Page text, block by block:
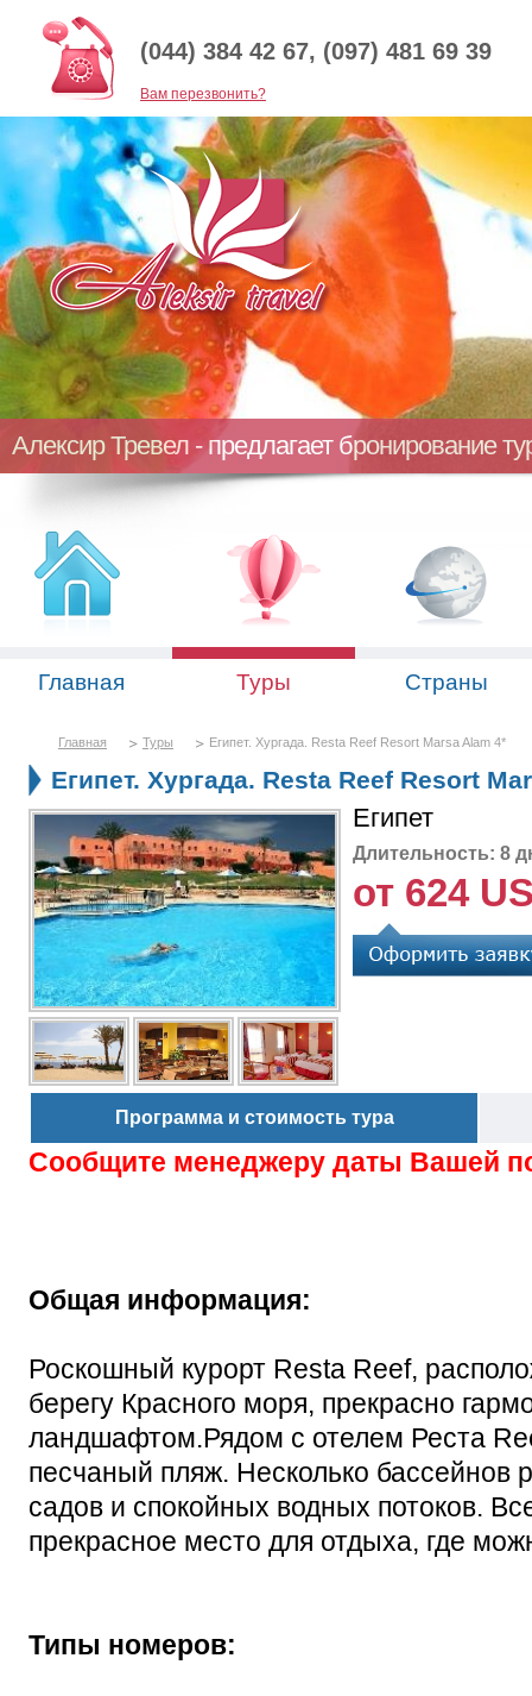
(044) 384 42 67, (097) 481 69 39
Baм перезвонить?
Алексир Тревел - предлагает бронирование
Главная Туры Страны
Главная Туры Египет. Хургада. Resta Reef Resort Marsa Alam 4*
Египет. Хургада. Resta Reef Resort
Египет
Длительность: 8
от 624
Программа и стоимость тура
Сообщите менеджеру даты Вашей
Общая информация:
Роскошный курорт Resta Reef,
берегу Красного моря, прекрасно
ландшафтом.Рядом с отелем Реста
песчаный пляж. Несколько
садов и спокойных водных потоков.
прекрасное место для отдыха, где
Типы номеров: